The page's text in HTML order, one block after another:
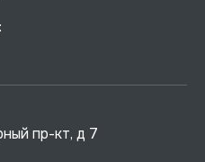
пр-кт, д 7